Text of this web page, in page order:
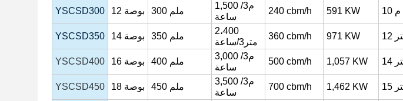
YSCSD300 12 بوصة 300 ملم
1,500 م3/
ساعة
240 cbm/h 591 KW 10 م
YSCSD350 14 بوصة 350 ملم
2،400
متر3/ساعة
360 cbm/h 971 KW
YSCSD400 16 بوصة 400 ملم
3,000 م3/
ساعة
500 cbm/h 1,057 KW
YSCSD450 18 بوصة 450 ملم
3,500 م3/
ساعة
700 cbm/h 1,462 KW